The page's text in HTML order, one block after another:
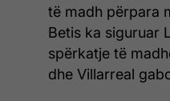
të madh përpara
Betis ka siguruar
spërkatje të
dhe Villarreal